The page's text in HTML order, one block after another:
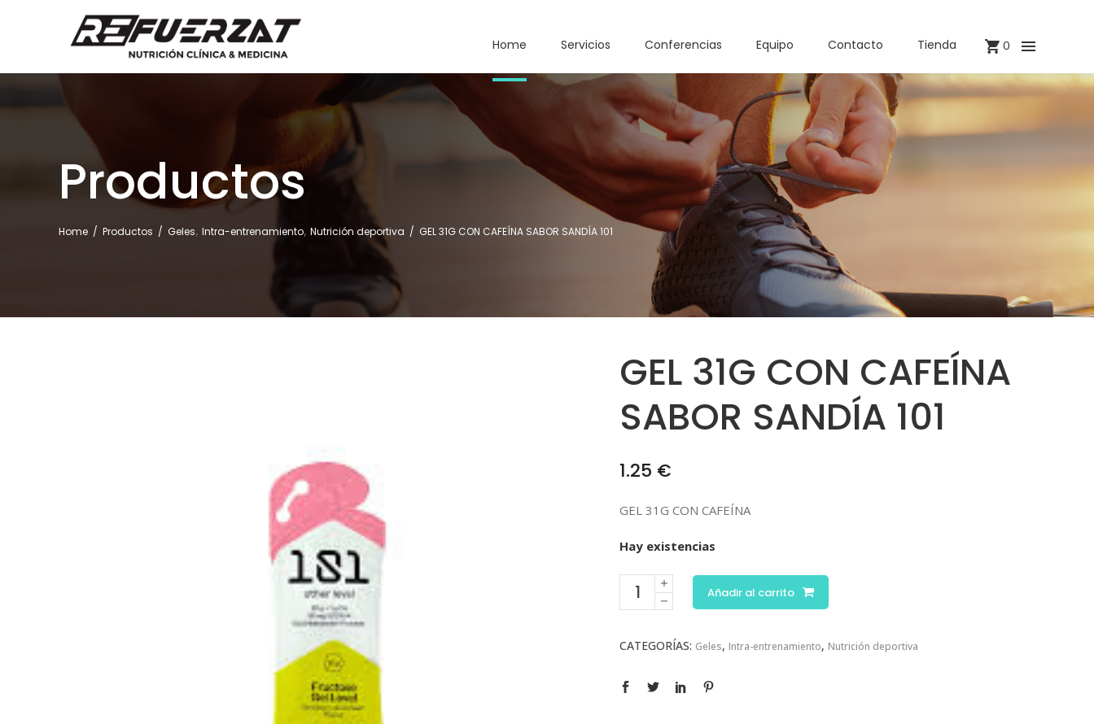
Home Servicios Conferencias Equipo Contacto Tienda 0
Productos
Home / Productos / Geles, Intra-entrenamiento, Nutrición deportiva / GEL 31G CON CAFEÍNA SABOR SANDÍA 101
GEL 31G CON CAFEÍNA
SABOR SANDÍA 101
1.25 €
GEL 31G CON CAFEÍNA
Hay existencias
Añadir al carrito
CATEGORÍAS: Geles, Intra-entrenamiento, Nutrición deportiva